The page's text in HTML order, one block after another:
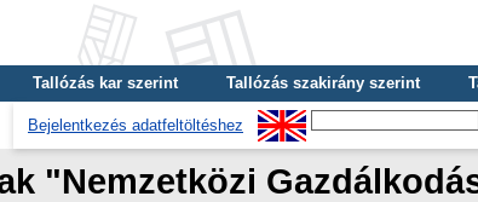
Tallózás kar szerint Tallózás szakirány szerint
Bejelentkezés adatfeltöltéshez
"Nemzetközi